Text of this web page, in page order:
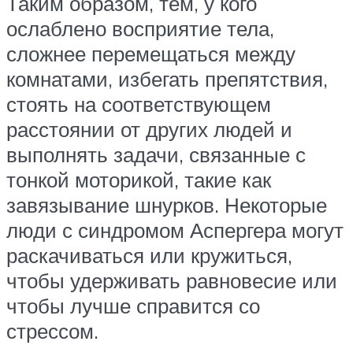
ослаблено восприятие тела,
сложнее перемещаться между
комнатами, избегать препятствия,
стоять на соответствующем
расстоянии от других людей и
выполнять задачи, связанные с
тонкой моторикой, такие как
завязывание шнурков. Некоторые
люди с синдромом Аспергера могут
раскачиваться или кружиться,
чтобы удерживать равновесие или
чтобы лучше справится со
стрессом.